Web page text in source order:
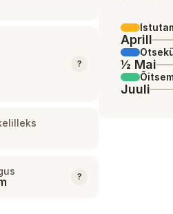
?
?
Aprill
½ Mai
Juuli